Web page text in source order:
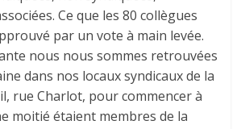
Ce que les 80 collègues
par un vote à main levée.
nous nous sommes retrouvées
dans nos locaux syndicaux de la
rue Charlot, pour commencer à
moitié étaient membres de la